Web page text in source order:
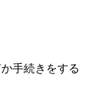
手続きをする